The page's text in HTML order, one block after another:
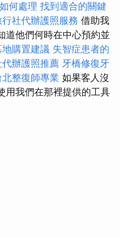
何處理 找到適合的關鍵
行社代辦護照服務 借助我
道他們何時在中心預約並
地購置建議 失智症患者的
辦護照推薦 牙橋修復牙
北整復師專業 如果客人沒
用我們在那裡提供的工具